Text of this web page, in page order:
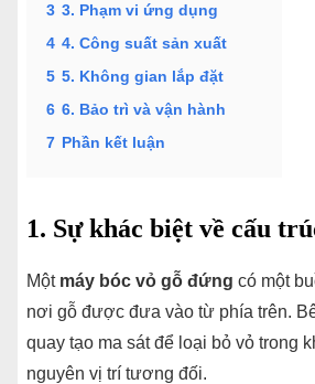
3 3. Phạm vi ứng dụng
4 4. Công suất sản xuất
5 5. Không gian lắp đặt
6 6. Bảo trì và vận hành
7 Phần kết luận
1. Sự khác biệt về cấu
Một máy bóc vỏ gỗ đứng có một
nơi gỗ được đưa vào từ phía trên.
quay tạo ma sát để loại bỏ vỏ trong
nguyên vị trí tương đối.